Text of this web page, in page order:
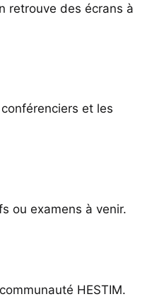
retrouve des écrans à
et les
ou examens à venir.
HESTIM.